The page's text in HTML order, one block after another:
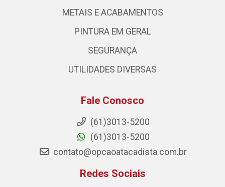
METAIS E ACABAMENTOS
PINTURA EM GERAL
SEGURANÇA
UTILIDADES DIVERSAS
Fale Conosco
(61)3013-5200
(61)3013-5200
contato@opcaoatacadista.com.br
Redes Sociais